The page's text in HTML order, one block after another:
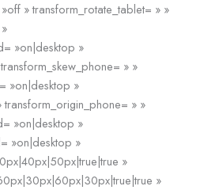
» transform_rotate_tablet= » »
»on|desktop »
» »
»on|desktop »
» »
»on|desktop »
»on|desktop »
»
»